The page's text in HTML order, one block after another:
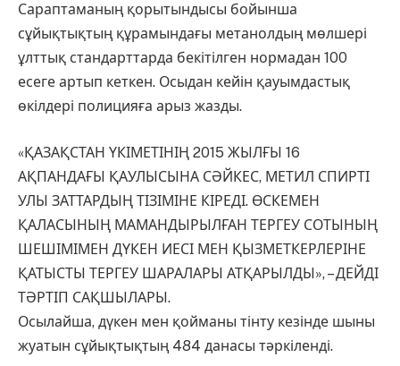
Сараптаманың қорытындысы бойынша
сұйықтықтың құрамындағы метанолдың мөлшері
ұлттық стандарттарда бекітілген нормадан 100
есеге артып кеткен. Осыдан кейін қауымдастық
өкілдері полицияға арыз жазды.
«ҚАЗАҚСТАН ҮКІМЕТІНІҢ 2015 ЖЫЛҒЫ 16
АҚПАНДАҒЫ ҚАУЛЫСЫНА СӘЙКЕС, МЕТИЛ СПИРТІ
УЛЫ ЗАТТАРДЫҢ ТІЗІМІНЕ КІРЕДІ. ӨСКЕМЕН
ҚАЛАСЫНЫҢ МАМАНДЫРЫЛҒАН ТЕРГЕУ СОТЫНЫҢ
ШЕШІМІМЕН ДҮКЕН ИЕСІ МЕН ҚЫЗМЕТКЕРЛЕРІНЕ
ҚАТЫСТЫ ТЕРГЕУ ШАРАЛАРЫ АТҚАРЫЛДЫ», – ДЕЙДІ
ТӘРТІП САҚШЫЛАРЫ.
Осылайша, дүкен мен қойманы тінту кезінде шыны
жуатын сұйықтықтың 484 данасы тәркіленді.